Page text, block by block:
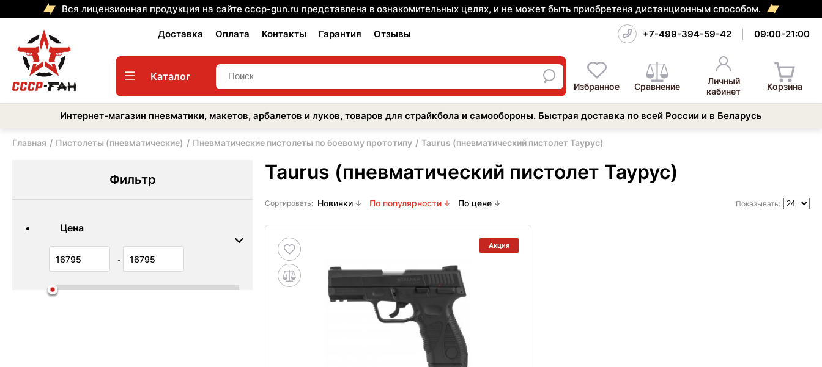
Вся лицензионная продукция на сайте cccp-gun.ru представлена в ознакомительных целях, и не может быть приобретена дистанционным способом.
Доставка Оплата Контакты Гарантия Отзывы +7-499-394-59-42 09:00-21:00
Каталог
Избранное Сравнение
Личный
кабинет
Корзина
Интернет-магазин пневматики, макетов, арбалетов и луков, товаров для страйкбола и самообороны. Быстрая доставка по всей России и в Беларусь
Главная Пистолеты (пневматические) Пневматические пистолеты по боевому прототипу Taurus (пневматический пистолет Таурус)
Фильтр
Цена
-
Taurus (пневматический пистолет Таурус)
Сортировать: Новинки По популярности По цене Показывать:
Акция